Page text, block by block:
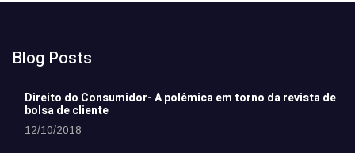
Blog Posts
Direito do Consumidor- A polêmica em torno da revista de
bolsa de cliente
12/10/2018